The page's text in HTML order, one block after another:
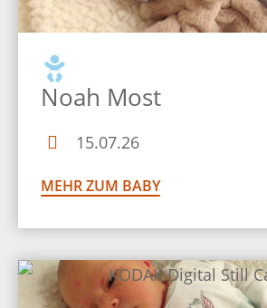
Noah Most
15.07.26
MEHR ZUM BABY